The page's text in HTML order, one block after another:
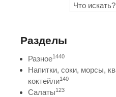
Разделы
Разное1440
Напитки, соки, морсы,
коктейли140
Салаты123